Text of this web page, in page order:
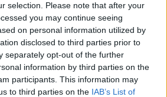
selection. Please note that after your
you may continue seeing
on personal information utilized by
disclosed to third parties prior to
separately opt-out of the further
information by third parties on the
participants. This information may
to third parties on the IAB’s List of